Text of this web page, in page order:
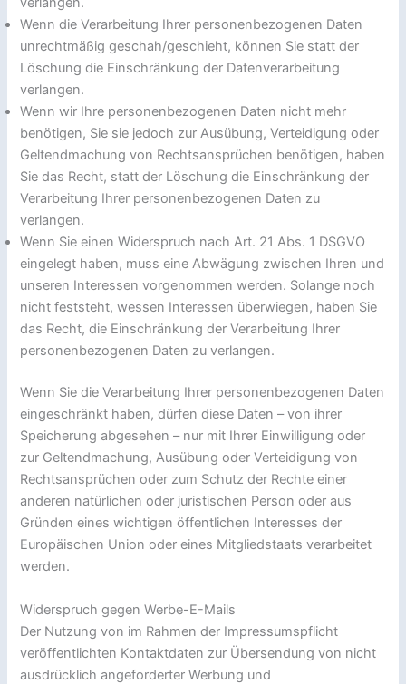
Wenn die Verarbeitung Ihrer personenbezogenen Daten
unrechtmäßig geschah/geschieht, können Sie statt der
Löschung die Einschränkung der Datenverarbeitung
verlangen.
Wenn wir Ihre personenbezogenen Daten nicht mehr
benötigen, Sie sie jedoch zur Ausübung, Verteidigung oder
Geltendmachung von Rechtsansprüchen benötigen, haben
Sie das Recht, statt der Löschung die Einschränkung der
Verarbeitung Ihrer personenbezogenen Daten zu
verlangen.
Wenn Sie einen Widerspruch nach Art. 21 Abs. 1 DSGVO
eingelegt haben, muss eine Abwägung zwischen Ihren und
unseren Interessen vorgenommen werden. Solange noch
nicht feststeht, wessen Interessen überwiegen, haben Sie
das Recht, die Einschränkung der Verarbeitung Ihrer
personenbezogenen Daten zu verlangen.
Wenn Sie die Verarbeitung Ihrer personenbezogenen Daten
eingeschränkt haben, dürfen diese Daten – von ihrer
Speicherung abgesehen – nur mit Ihrer Einwilligung oder
zur Geltendmachung, Ausübung oder Verteidigung von
Rechtsansprüchen oder zum Schutz der Rechte einer
anderen natürlichen oder juristischen Person oder aus
Gründen eines wichtigen öffentlichen Interesses der
Europäischen Union oder eines Mitgliedstaats verarbeitet
werden.
Widerspruch gegen Werbe-E-Mails
Der Nutzung von im Rahmen der Impressumspflicht
veröffentlichten Kontaktdaten zur Übersendung von nicht
ausdrücklich angeforderter Werbung und